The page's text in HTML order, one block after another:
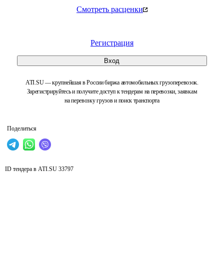
Смотреть расценки
Регистрация
Вход
ATI.SU — крупнейшая в России биржа автомобильных грузоперевозок.
Зарегистрируйтесь и получите доступ к тендерам на перевозки, заявкам
на перевозку грузов и поиск транспорта
Поделиться
ID тендера в ATI.SU 33797